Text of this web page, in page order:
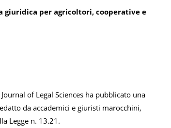
giuridica per agricoltori, cooperative e
of Legal Sciences ha pubblicato una
da accademici e giuristi marocchini,
Legge n. 13.21.